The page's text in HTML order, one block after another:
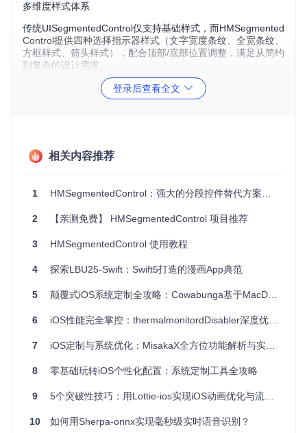
多维度样式体系
传统UISegmentedControl仅支持基础样式，而HMSegmented
Control提供四种选择指示器样式（文字宽度条纹、全宽条纹、
方框样式、箭头样式），配合顶部/底部位置调整，满足从简约
到复杂的设计需求。
支持固定宽度与动态宽度两种模式，当选项数量超出屏幕时自
问题。
精细视觉控制
实现与应用整体设计语言的无缝融合。
全平台兼容
完美支持Swift与Objective-C混编，兼容iOS 7至最新系统版
HMSegmentedControl支持的五种核心样式：下划线式、图标
集成式、填充式、数字标签式和经典分段式
下是三个高价值应用场景：
登录后查看全文
相关内容推荐
1 HMSegmentedControl：强大的分段控件替代方案详解
2 【亲测免费】 HMSegmentedControl 项目推荐
3 HMSegmentedControl 使用教程
4 探索LBU25-Swift：Swift5打造的漫画App典范
5 颠覆式iOS系统定制全攻略：Cowabunga基于MacDirtyCow漏洞的创新方案
6 iOS性能完全掌控：thermalmonitordDisabler深度优化指南
7 iOS定制与系统优化：MisakaX全方位功能解析与实施指南
8 零基础玩转iOS个性化配置：系统定制工具全攻略
9 5个突破性技巧：用Lottie-ios实现iOS动画优化与流畅体验
10 如何用Sherpa-onnx实现毫秒级实时语音识别？